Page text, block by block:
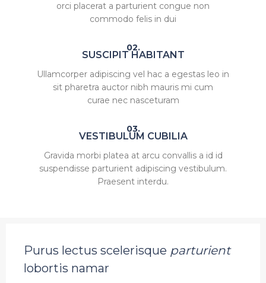
orci placerat a parturient congue non
commodo felis in dui
02.
SUSCIPIT HABITANT
Ullamcorper adipiscing vel hac a egestas leo in
sit pharetra auctor nibh mauris mi cum
curae nec nasceturam
03.
VESTIBULUM CUBILIA
Gravida morbi platea at arcu convallis a id id
suspendisse parturient adipiscing vestibulum.
Praesent interdu.
Purus lectus scelerisque parturient
lobortis namar